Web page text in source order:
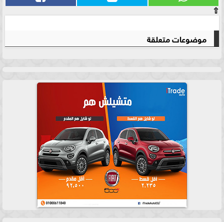
⇧
موضوعات متعلقة